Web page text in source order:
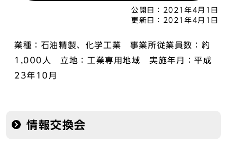
公開日：
2021年4月1日
更新日：
2021年4月1日
業種：石油精製、化学工業 事業所従業員数：約
1,000人 立地：工業専用地域 実施年月：平成
23年10月
情報交換会